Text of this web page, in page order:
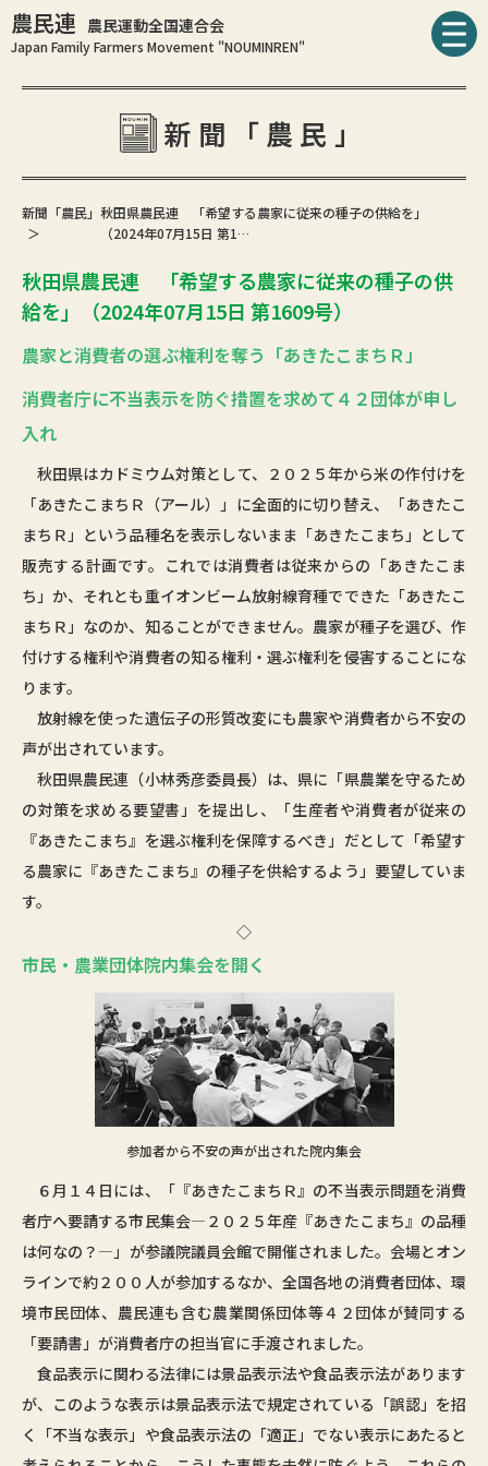
農民連 農民運動全国連合会
Japan Family Farmers Movement "NOUMINREN"
新聞「農民」
新聞「農民」 秋田県農民連 「希望する農家に従来の種子の供給を」
（2024年07月15日 第1…
秋田県農民連 「希望する農家に従来の種子の供
給を」（2024年07月15日 第1609号）
農家と消費者の選ぶ権利を奪う「あきたこまちＲ」
消費者庁に不当表示を防ぐ措置を求めて４２団体が申し
入れ
秋田県はカドミウム対策として、２０２５年から米の作付けを
「あきたこまちＲ（アール）」に全面的に切り替え、「あきたこ
まちＲ」という品種名を表示しないまま「あきたこまち」として
販売する計画です。これでは消費者は従来からの「あきたこま
ち」か、それとも重イオンビーム放射線育種でできた「あきたこ
まちＲ」なのか、知ることができません。農家が種子を選び、作
付けする権利や消費者の知る権利・選ぶ権利を侵害することにな
ります。
放射線を使った遺伝子の形質改変にも農家や消費者から不安の
声が出されています。
秋田県農民連（小林秀彦委員長）は、県に「県農業を守るため
の対策を求める要望書」を提出し、「生産者や消費者が従来の
『あきたこまち』を選ぶ権利を保障するべき」だとして「希望す
る農家に『あきたこまち』の種子を供給するよう」要望していま
す。
◇
市民・農業団体院内集会を開く
参加者から不安の声が出された院内集会
６月１４日には、「『あきたこまちＲ』の不当表示問題を消費
者庁へ要請する市民集会―２０２５年産『あきたこまち』の品種
は何なの？―」が参議院議員会館で開催されました。会場とオン
ラインで約２００人が参加するなか、全国各地の消費者団体、環
境市民団体、農民連も含む農業関係団体等４２団体が賛同する
「要請書」が消費者庁の担当官に手渡されました。
食品表示に関わる法律には景品表示法や食品表示法があります
が、このような表示は景品表示法で規定されている「誤認」を招
く「不当な表示」や食品表示法の「適正」でない表示にあたると